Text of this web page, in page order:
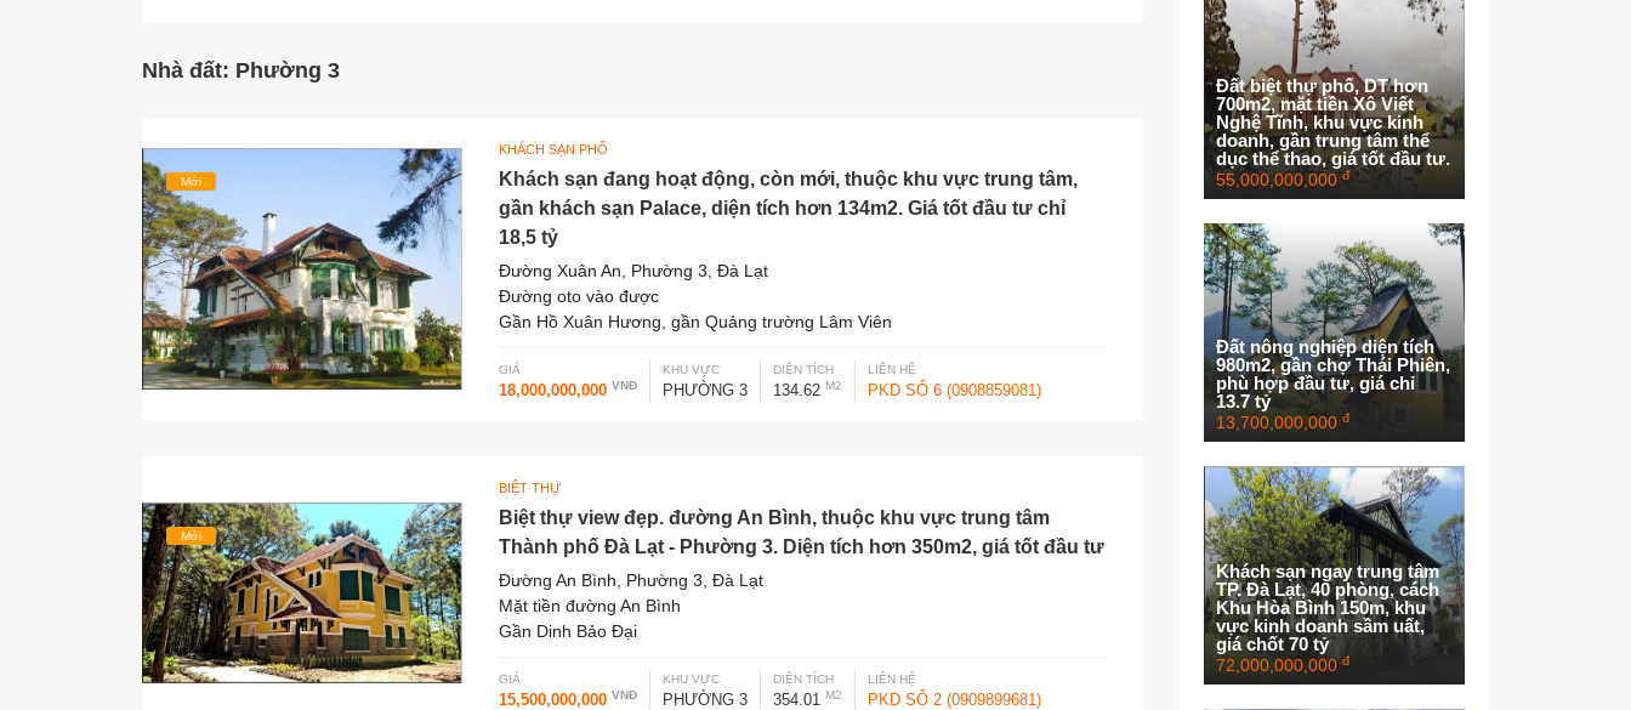
Nhà đất: Phường 3
Mới
KHÁCH SẠN PHỐ
Khách sạn đang hoạt động, còn mới, thuộc khu vực trung tâm,
gần khách sạn Palace, diện tích hơn 134m2. Giá tốt đầu tư chỉ
18,5 tỷ
Đường Xuân An, Phường 3, Đà Lạt
Đường oto vào được
Gần Hồ Xuân Hương, gần Quảng trường Lâm Viên
GIÁ
18,000,000,000 VNĐ
KHU VỰC
PHƯỜNG 3
DIỆN TÍCH
134.62 M2
LIÊN HỆ
PKD SỐ 6 (0908859081)
Mới
BIỆT THỰ
Biệt thự view đẹp. đường An Bình, thuộc khu vực trung tâm
Thành phố Đà Lạt - Phường 3. Diện tích hơn 350m2, giá tốt đầu tư
Đường An Bình, Phường 3, Đà Lạt
Mặt tiền đường An Bình
Gần Dinh Bảo Đại
GIÁ
15,500,000,000 VNĐ
KHU VỰC
PHƯỜNG 3
DIỆN TÍCH
354.01 M2
LIÊN HỆ
PKD SỐ 2 (0909899681)
Đất biệt thự phố, DT hơn
700m2, mặt tiền Xô Viết
Nghệ Tĩnh, khu vực kinh
doanh, gần trung tâm thể
dục thể thao, giá tốt đầu tư.
55,000,000,000 đ
Đất nông nghiệp diện tích
980m2, gần chợ Thái Phiên,
phù hợp đầu tư, giá chỉ
13.7 tỷ
13,700,000,000 đ
Khách sạn ngay trung tâm
TP. Đà Lạt, 40 phòng, cách
Khu Hòa Bình 150m, khu
vực kinh doanh sầm uất,
giá chốt 70 tỷ
72,000,000,000đ